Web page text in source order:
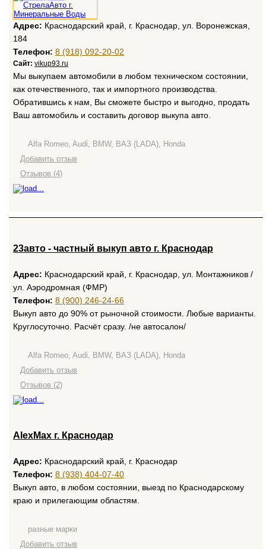
Адрес: Краснодарский край, г. Краснодар, ул. Воронежская,
184
Телефон: 8 (918) 092-20-02
Сайт: vikup93.ru
Мы выкупаем автомобили в любом техническом состоянии,
как отечественного, так и импортного производства.
Обратившись к нам, Вы сможете быстро и выгодно, продать
Ваш автомобиль и составить договор выкупа авто.
Alfa Romeo, Audi, BMW, ВАЗ (LADA), Honda
Добавить отзыв
Отзывов (4)
23авто - частный выкуп авто г. Краснодар
Адрес: Краснодарский край, г. Краснодар, ул. Монтажников /
ул. Аэродромная (ФМР)
Телефон: 8 (900) 246-24-66
Выкуп авто до 90% от рыночной стоимости. Любые варианты.
Круглосуточно. Расчёт сразу. /не автосалон/
Alfa Romeo, Audi, BMW, ВАЗ (LADA), Honda
Добавить отзыв
Отзывов (2)
AlexMax г. Краснодар
Адрес: Краснодарский край, г. Краснодар
Телефон: 8 (938) 404-07-40
Выкуп авто, в любом состоянии, выезд по Краснодарскому
краю и прилегающим областям.
разные марки
Добавить отзыв